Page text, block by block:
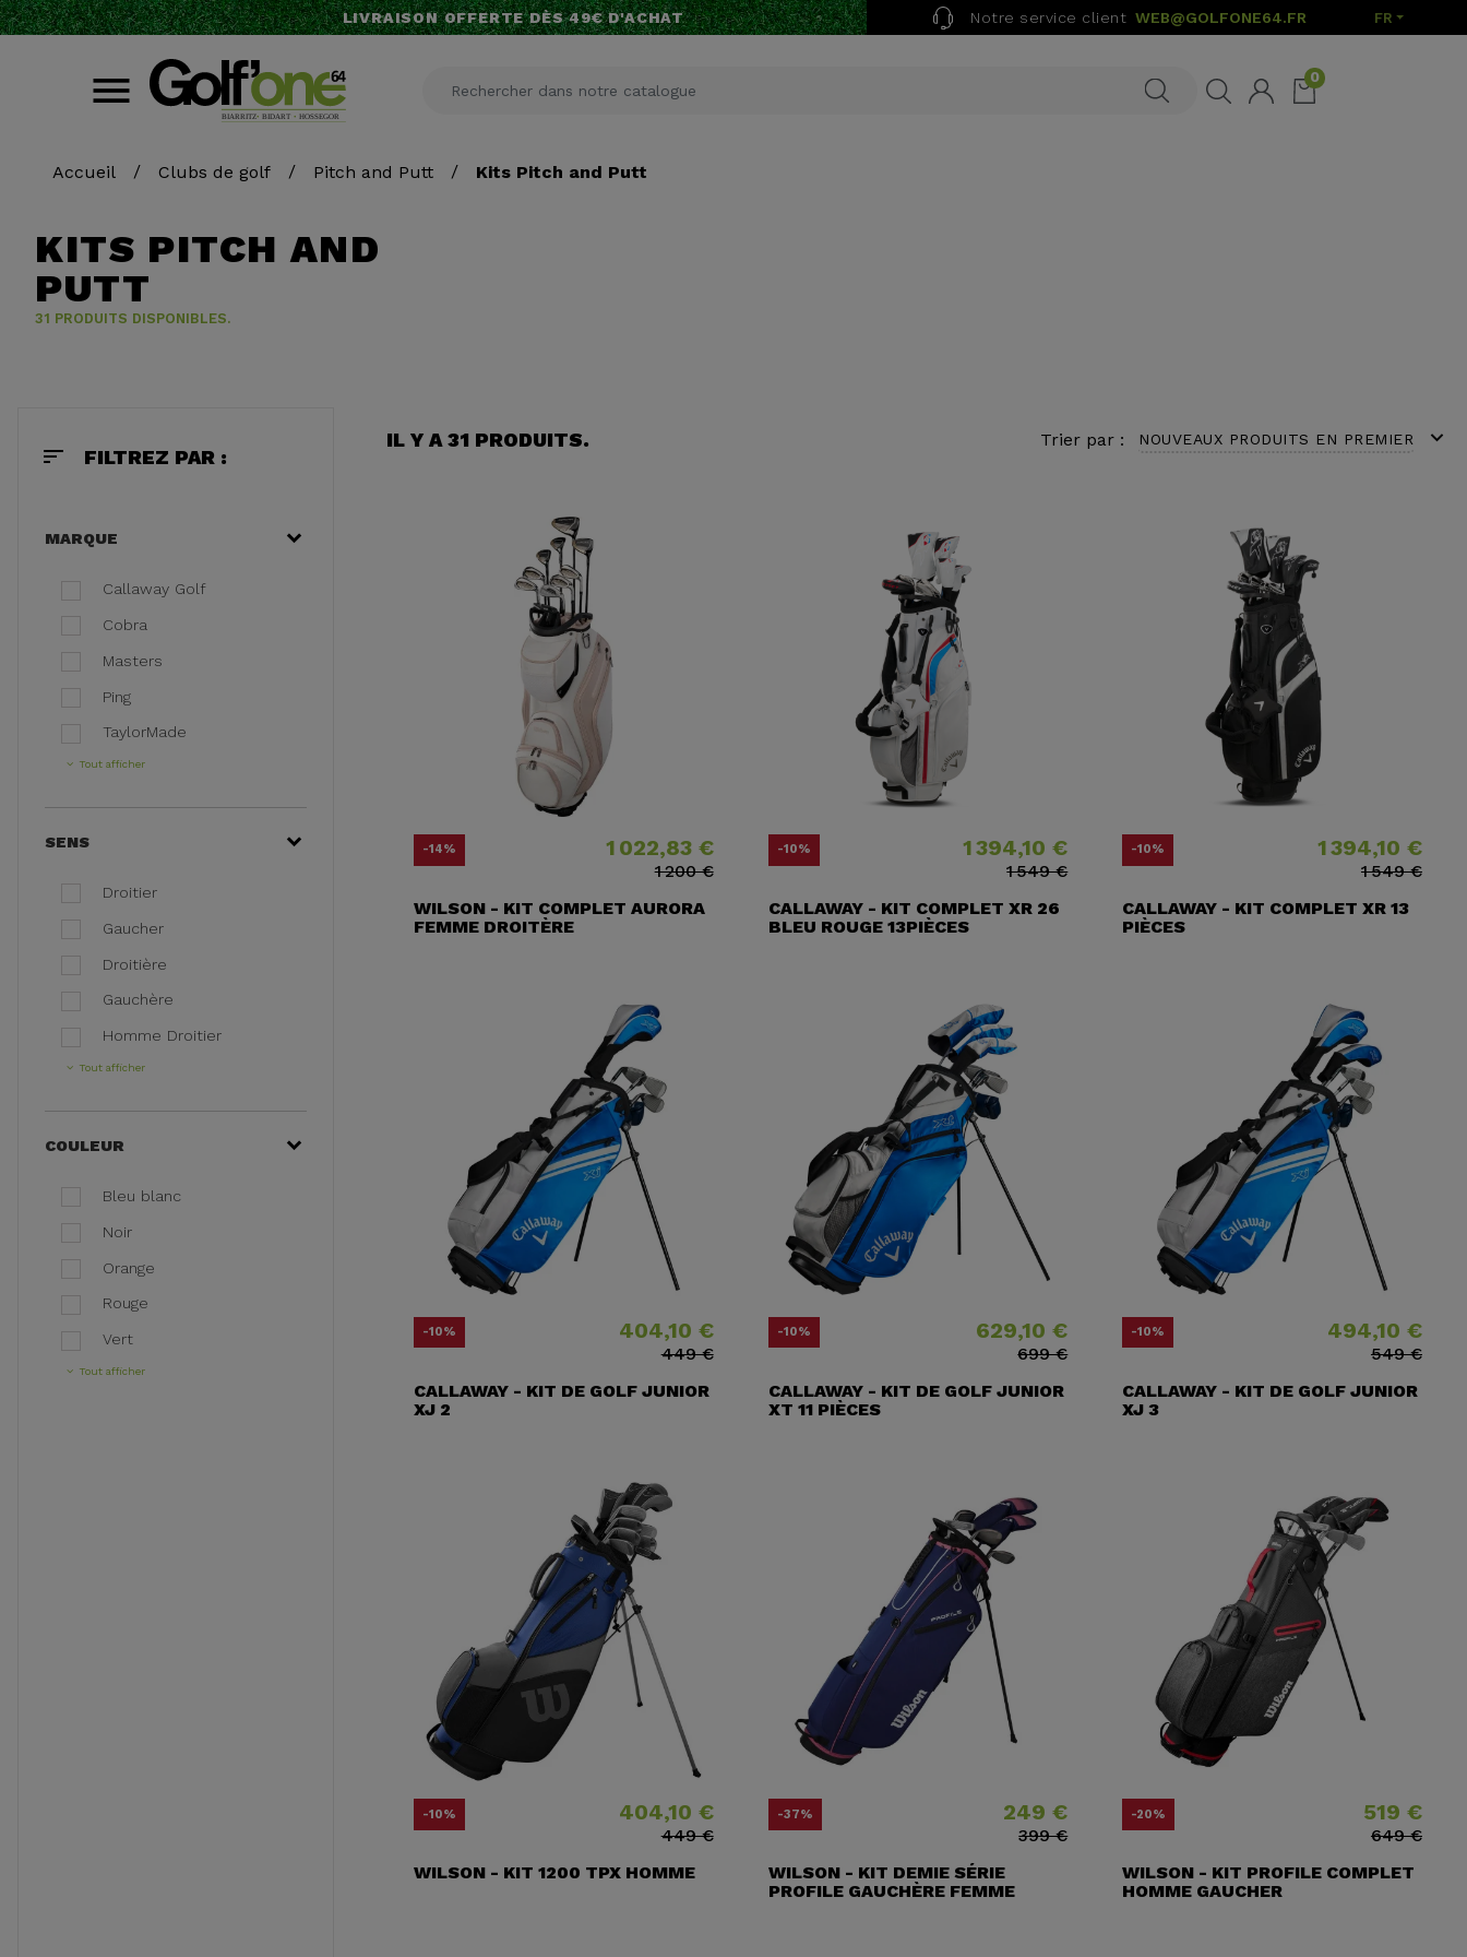
LIVRAISON OFFERTE DÈS 49€ D'ACHAT Notre service client WEB@GOLFONE64.FR FR
0
Accueil Clubs de golf Pitch and Putt Kits Pitch and Putt
KITS PITCH AND
PUTT
31 PRODUITS DISPONIBLES.
sort FILTREZ PAR :
MARQUE
Callaway Golf
Cobra
Masters
Ping
TaylorMade
Tout afficher
SENS
Droitier
Gaucher
Droitière
Gauchère
Homme Droitier
Tout afficher
COULEUR
Bleu blanc
Noir
Orange
Rouge
Vert
Tout afficher
IL Y A 31 PRODUITS. Trier par : NOUVEAUX PRODUITS EN PREMIER expand_more
-14% 1 022,83 €
Prix ​​habituel
1 200 €
WILSON - KIT COMPLET AURORA
FEMME DROITÈRE
-10% 1 394,10 €
Prix ​​habituel
1 549 €
CALLAWAY - KIT COMPLET XR 26
BLEU ROUGE 13PIÈCES
-10% 1 394,10 €
Prix ​​habituel
1 549 €
CALLAWAY - KIT COMPLET XR 13
PIÈCES
-10% 404,10 €
Prix ​​habituel
449 €
CALLAWAY - KIT DE GOLF JUNIOR
XJ 2
-10% 629,10 €
Prix ​​habituel
699 €
CALLAWAY - KIT DE GOLF JUNIOR
XT 11 PIÈCES
-10% 494,10 €
Prix ​​habituel
549 €
CALLAWAY - KIT DE GOLF JUNIOR
XJ 3
-10% 404,10 €
Prix ​​habituel
449 €
WILSON - KIT 1200 TPX HOMME
-37% 249 €
Prix ​​habituel
399 €
WILSON - KIT DEMIE SÉRIE
PROFILE GAUCHÈRE FEMME
-20% 519 €
Prix ​​habituel
649 €
WILSON - KIT PROFILE COMPLET
HOMME GAUCHER